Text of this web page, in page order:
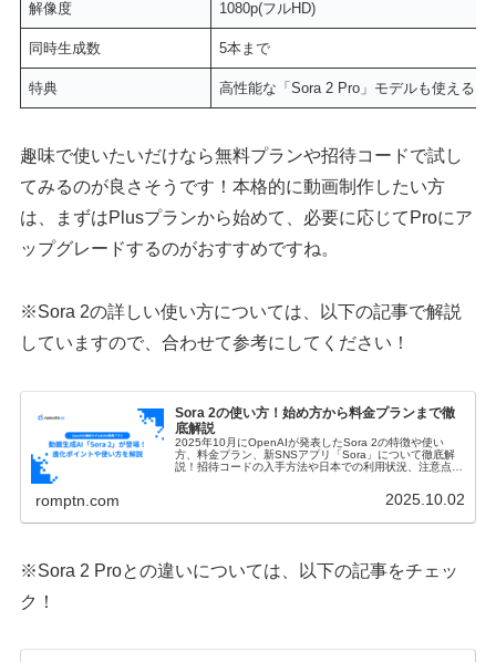
解像度 1080p(フルHD)
同時生成数 5本まで
特典 高性能な「Sora 2 Pro」モデルも使える
趣味で使いたいだけなら無料プランや招待コードで試し
てみるのが良さそうです！本格的に動画制作したい方
は、まずはPlusプランから始めて、必要に応じてProにア
ップグレードするのがおすすめですね。
※Sora 2の詳しい使い方については、以下の記事で解説
していますので、合わせて参考にしてください！
Sora 2の使い方！始め方から料金プランまで徹
底解説
2025年10月にOpenAIが発表したSora 2の特徴や使い
方、料金プラン、新SNSアプリ「Sora」について徹底解
説！招待コードの入手方法や日本での利用状況、注意点ま
romptn.com 2025.10.02
※Sora 2 Proとの違いについては、以下の記事をチェッ
ク！